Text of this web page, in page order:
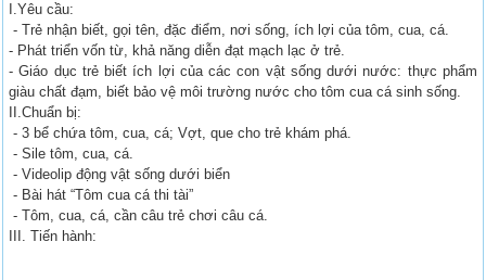
I.Yêu cầu:
- Trẻ nhận biết, gọi tên, đặc điểm, nơi sống, ích lợi của tôm, cua, cá.
- Phát triển vốn từ, khả năng diễn đạt mạch lạc ở trẻ.
- Giáo dục trẻ biết ích lợi của các con vật sống dưới nước: thực phẩm
giàu chất đạm, biết bảo vệ môi trường nước cho tôm cua cá sinh sống.
II.Chuẩn bị:
- 3 bể chứa tôm, cua, cá; Vợt, que cho trẻ khám phá.
- Sile tôm, cua, cá.
- Videolip động vật sống dưới biển
- Bài hát “Tôm cua cá thi tài”
- Tôm, cua, cá, cần câu trẻ chơi câu cá.
III. Tiến hành: